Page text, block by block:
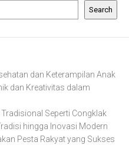
Search
dan Keterampilan Anak
dan Kreativitas dalam
Seperti Congklak
hingga Inovasi Modern
Pesta Rakyat yang Sukses